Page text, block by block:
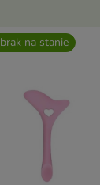
blendowanie,
na stanie